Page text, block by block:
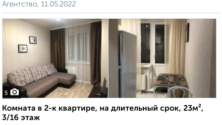
Агентство, 11.05.2022
5
Комната в 2-к квартире, на длительный срок, 23м²,
3/16 этаж